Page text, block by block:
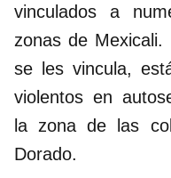
vinculados a
zonas de
se les vincula,
violentos en
la zona de las
Dorado.